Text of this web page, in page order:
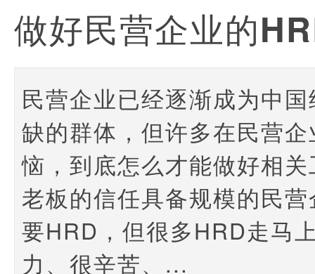
做好民营企业的
民营企业已经逐渐成为中
缺的群体，但许多在民营
恼，到底怎么才能做好相
老板的信任具备规模的民
要HRD，但很多HRD走马
力、很辛苦、...